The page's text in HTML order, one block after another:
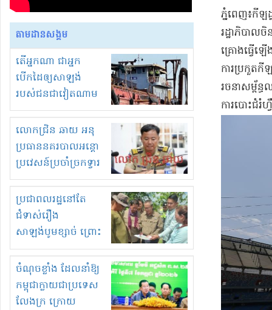
តាមដានសង្គម
តើអ្នកណា ជាអ្នក
បើកដៃឲ្យសាឡង់
របស់ជនជាវៀតណាម
ចូល មកខុស
ច្បាប់លួចបូមខ្សាច់នៅ
ក្នុងប្រទេសកម្ពុជា
លោកជ្រិន ឆាយ អនុ
ប្រធាននគរបាលអន្តោ
ប្រវេសន៍ប្រចាំច្រកទ្វារ
ព្រំដែនភ្នំឌិន និងឈ្មួញ
មួយចំនួនទៀត
កំពង់តែគុបគិតគ្នា
ធ្វើសកម្មភាពរកស៊ីនិង
ស្តុកទំនិញគេចពន្ធ?
ប្រជាពលរដ្ឋនៅតែ
ជំទាស់រឿង
សាឡង់បូមខ្សាច់ ព្រោះ
ខ្លាចបាក់ច្រាំងទៀត!
ចំណុចខ្លាំង ដែលនាំឱ្យ
កម្ពុជាក្លាយជាប្រទេស
លែងក្រ ក្រោយ
ភ្នំពេញ​៖​កី
រដ្ឋាភិបា
គ្រោង​ធ្វើឡ
ការប្រកួត​
រចនាសម្ព័ន្
ការបោះ​ជំរំ​